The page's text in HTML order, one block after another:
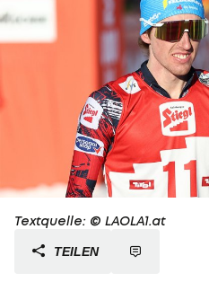
Textquelle: © LAOLA1.at
TEILEN